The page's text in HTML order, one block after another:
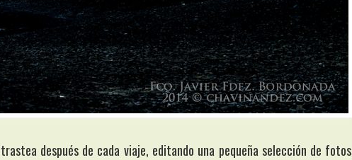
después de cada viaje, editando una pequeña selección de fotos